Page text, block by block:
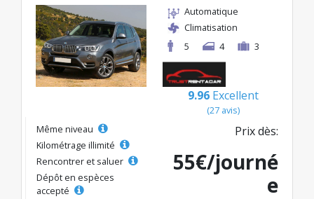
Automatique
Climatisation
5
4 3
9.96 Excellent
(27 avis)
Même niveau
Kilométrage illimité
Rencontrer et saluer
Dépôt en espèces
accepté
Prix dès:
55€/journé
e